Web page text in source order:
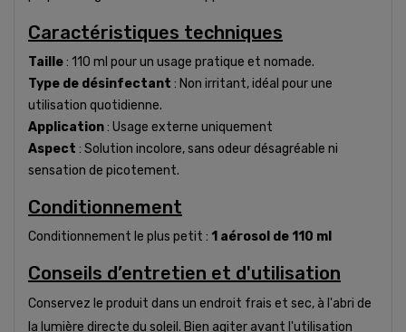
Caractéristiques techniques
Taille: 110 ml pour un usage pratique et nomade.
Type de désinfectant : Non irritant, idéal pour une
utilisation quotidienne.
Application: Usage externe uniquement
Aspect : Solution incolore, sans odeur désagréable ni
sensation de picotement.
Conditionnement
Conditionnement le plus petit : 1 aérosol de 110 ml
Conseils d’entretien et d'utilisation
Conservez le produit dans un endroit frais et sec, à l'abri de
la lumière directe du soleil. Bien agiter avant l'utilisation